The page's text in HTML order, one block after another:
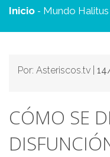
Inicio - Mundo Halitus
Por: Asteriscos.tv |
CÓMO SE